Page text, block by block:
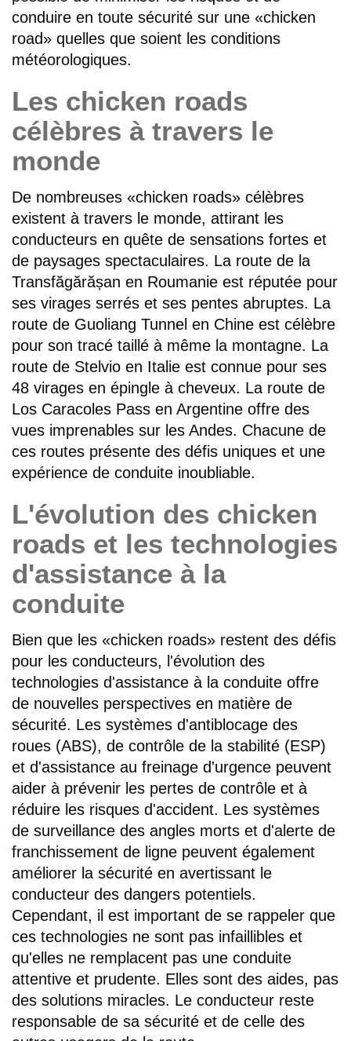
conduire en toute sécurité sur une «chicken
road» quelles que soient les conditions
météorologiques.
Les chicken roads
célèbres à travers le
monde
De nombreuses «chicken roads» célèbres
existent à travers le monde, attirant les
conducteurs en quête de sensations fortes et
de paysages spectaculaires. La route de la
Transfăgărășan en Roumanie est réputée pour
ses virages serrés et ses pentes abruptes. La
route de Guoliang Tunnel en Chine est célèbre
pour son tracé taillé à même la montagne. La
route de Stelvio en Italie est connue pour ses
48 virages en épingle à cheveux. La route de
Los Caracoles Pass en Argentine offre des
vues imprenables sur les Andes. Chacune de
ces routes présente des défis uniques et une
expérience de conduite inoubliable.
L'évolution des chicken
roads et les technologies
d'assistance à la
conduite
Bien que les «chicken roads» restent des défis
pour les conducteurs, l'évolution des
technologies d'assistance à la conduite offre
de nouvelles perspectives en matière de
sécurité. Les systèmes d'antiblocage des
roues (ABS), de contrôle de la stabilité (ESP)
et d'assistance au freinage d'urgence peuvent
aider à prévenir les pertes de contrôle et à
réduire les risques d'accident. Les systèmes
de surveillance des angles morts et d'alerte de
franchissement de ligne peuvent également
améliorer la sécurité en avertissant le
conducteur des dangers potentiels.
Cependant, il est important de se rappeler que
ces technologies ne sont pas infaillibles et
qu'elles ne remplacent pas une conduite
attentive et prudente. Elles sont des aides, pas
des solutions miracles. Le conducteur reste
responsable de sa sécurité et de celle des